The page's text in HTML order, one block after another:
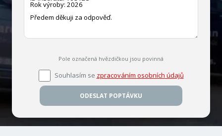
Pole označená hvězdičkou jsou povinná
Souhlasím se zpracováním osobních údajů
ODESLAT POPTÁVKU